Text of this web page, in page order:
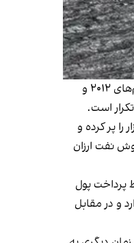
اما ماجرا فقط پول نیست. تخفیف‌های سنگین، نشانه‌ای از ضعف چانه‌زنی ایران در بازاری است که زمانی بخشی از نفوذ سیاسی تهران به حساب می‌آمد. در دوران تحریم‌های ۲۰۱۲ و
است.
پر کرده و
نفت ارزان
پرداخت پول
و در مقابل